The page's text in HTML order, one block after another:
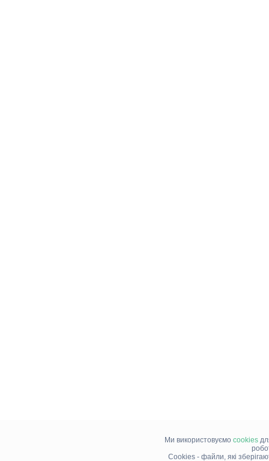
Ми використовуємо cookies
Cookies - файли, які